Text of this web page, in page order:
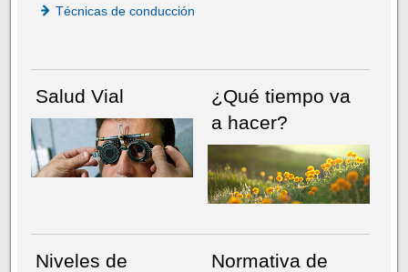
Técnicas de conducción
Salud Vial
¿Qué tiempo va
a hacer?
Niveles de
Normativa de